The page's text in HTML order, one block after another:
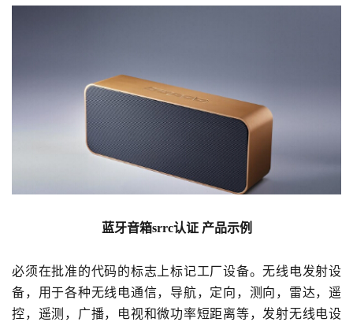
蓝牙音箱srrc认证 产品示例
必须在批准的代码的标志上标记工厂设备。无线电发射设
备，用于各种无线电通信，导航，定向，测向，雷达，遥
控，遥测，广播，电视和微功率短距离等，发射无线电设